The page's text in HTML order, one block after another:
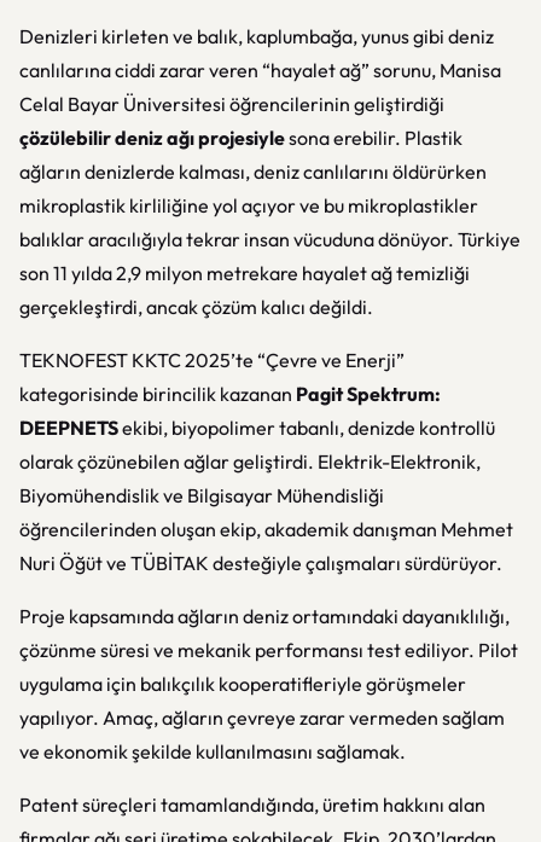
Denizleri kirleten ve balık, kaplumbağa, yunus gibi deniz
canlılarına ciddi zarar veren “hayalet ağ” sorunu, Manisa
Celal Bayar Üniversitesi öğrencilerinin geliştirdiği
çözülebilir deniz ağı projesiylesona erebilir. Plastik
ağların denizlerde kalması, deniz canlılarını öldürürken
mikroplastik kirliliğine yol açıyor ve bu mikroplastikler
balıklar aracılığıyla tekrar insan vücuduna dönüyor. Türkiye
son 11 yılda 2,9 milyon metrekare hayalet ağ temizliği
gerçekleştirdi, ancak çözüm kalıcı değildi.
TEKNOFEST KKTC 2025’te “Çevre ve Enerji”
kategorisinde birincilik kazanan Pagit Spektrum:
DEEPNETSekibi, biyopolimer tabanlı, denizde kontrollü
olarak çözünebilen ağlar geliştirdi. Elektrik-Elektronik,
Biyomühendislik ve Bilgisayar Mühendisliği
öğrencilerinden oluşan ekip, akademik danışman Mehmet
Nuri Öğüt ve TÜBİTAK desteğiyle çalışmaları sürdürüyor.
Proje kapsamında ağların deniz ortamındaki dayanıklılığı,
çözünme süresi ve mekanik performansı test ediliyor. Pilot
uygulama için balıkçılık kooperatifleriyle görüşmeler
yapılıyor. Amaç, ağların çevreye zarar vermeden sağlam
ve ekonomik şekilde kullanılmasını sağlamak.
Patent süreçleri tamamlandığında, üretim hakkını alan